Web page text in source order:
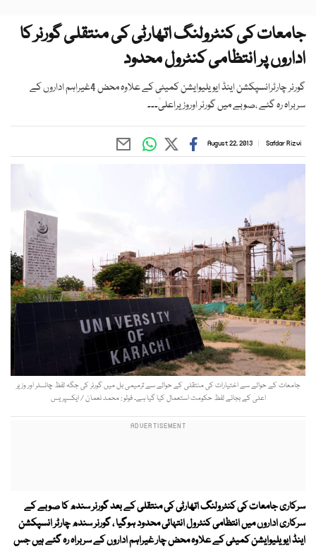
جامعات کی کنٹرولنگ اتھارٹی کی منتقلی گورنر کا
اداروں پر انتظامی کنٹرول محدود
گورنر چارٹرانسپکشن اینڈ ایویلیوایشن کمیٹی کے علاوہ محض 4غیراہم اداروں کے
سربراہ رہ گئے ،صوبے میں گورنر اوروزیراعلیٰ۔۔۔
Safdar Rizvi
August 22, 2013
جامعات کے حوالے سے اختیارات کی منتقلی کے حوالے سے ترمیمی بل میں گورنر کی جگہ لفظ چانسلر اور وزیر
اعلیٰ کے بجائے لفظ حکومت استعمال کیا گیا ہے۔ فوٹو : محمد نعمان / ایکسپریس
سرکاری جامعات کی کنٹرولنگ اتھارٹی کی منتقلی کے بعد گورنر سندھ کا صوبے کے
سرکاری اداروں میں انتظامی کنٹرول انتہائی محدود ہوگیا ، گورنر سندھ چارٹر انسپکشن
اینڈ ایویلیوایشن کمیٹی کے علاوہ محض چار غیراہم اداروں کے سربراہ رہ گئے ہیں جس